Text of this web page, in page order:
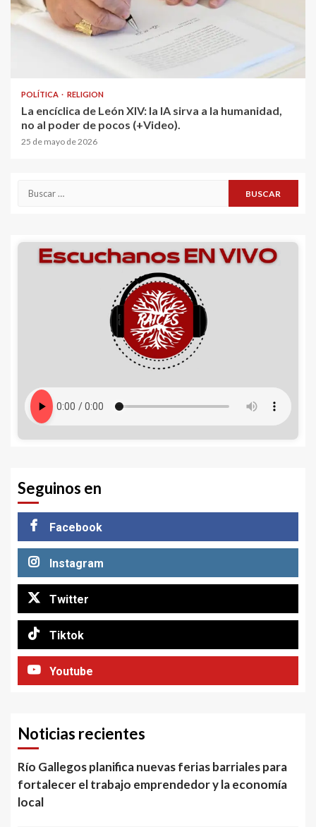
POLÍTICA RELIGION
La encíclica de León XIV: la IA sirva a la humanidad,
no al poder de pocos (+Video).
25 de mayo de 2026
Buscar:
Seguinos en
Facebook
Instagram
Twitter
Tiktok
Youtube
Noticias recientes
Río Gallegos planifica nuevas ferias barriales para
fortalecer el trabajo emprendedor y la economía
local